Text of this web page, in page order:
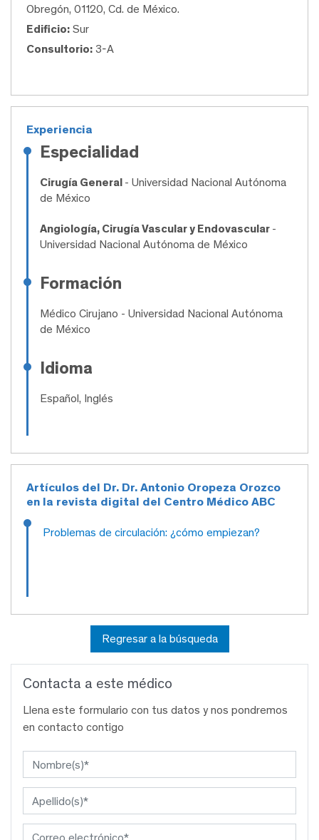
Obregón, 01120, Cd. de México.
Edificio: Sur
Consultorio: 3-A
Experiencia
Especialidad
Cirugía General - Universidad Nacional Autónoma
de México
Angiología, Cirugía Vascular y Endovascular -
Universidad Nacional Autónoma de México
Formación
Médico Cirujano - Universidad Nacional Autónoma
de México
Idioma
Español, Inglés
Artículos del Dr. Dr. Antonio Oropeza Orozco
en la revista digital del Centro Médico ABC
Problemas de circulación: ¿cómo empiezan?
Regresar a la búsqueda
Contacta a este médico
Llena este formulario con tus datos y nos pondremos
en contacto contigo